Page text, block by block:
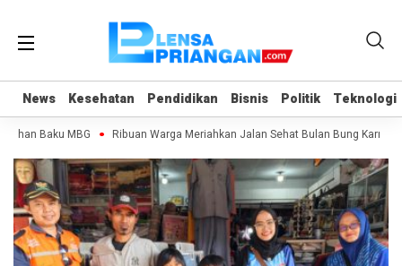
News Kesehatan Pendidikan Bisnis Politik Teknologi
News Kesehatan Pendidikan Bisnis Politik Teknologi
Baku MBG Ribuan Warga Meriahkan Jalan Sehat Bulan Bung Karno